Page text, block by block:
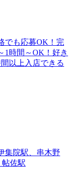
でも応募OK！完
1時間～OK！好き
以上入店できる
集院駅、串木野
佐駅